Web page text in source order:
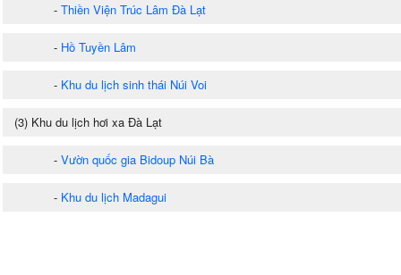
- Thiền Viện Trúc Lâm Đà Lạt
- Hồ Tuyền Lâm
- Khu du lịch sinh thái Núi Voi
(3) Khu du lịch hơi xa Đà Lạt
- Vườn quốc gia Bidoup Núi Bà
- Khu du lịch Madagui